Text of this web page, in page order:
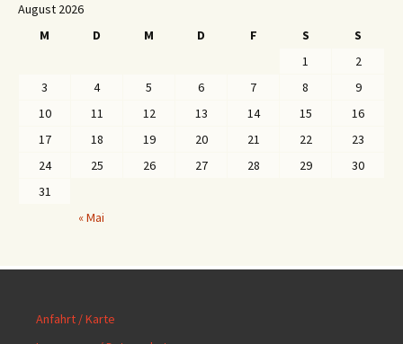
August 2026
M
D M D F S
S
1
2
3
4 5 6 7 8
9
10
11 12 13 14 15
16
17
18 19 20 21 22
23
24
25 26 27 28 29
30
31
« Mai
Anfahrt / Karte